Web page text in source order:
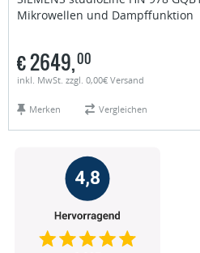
Mikrowellen und Dampffunktion
€2649,00
inkl. MwSt. zzgl. 0,00€ Versand
Merken Vergleichen